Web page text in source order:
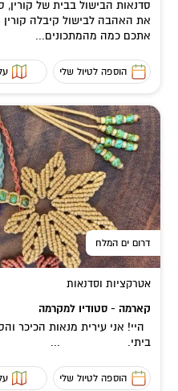
סדנאות הבישול בבית של
את האהבה לבישול קיבלה
אתכם כמה מהמתכונים...
הוספה לטיול שלי
דרום ים המלח
אטרקציות וסדנאות
קארמה - סטודיו למקרמה
היי! אני עירית מנאות הכיכר
ביתי. ...
הוספה לטיול שלי